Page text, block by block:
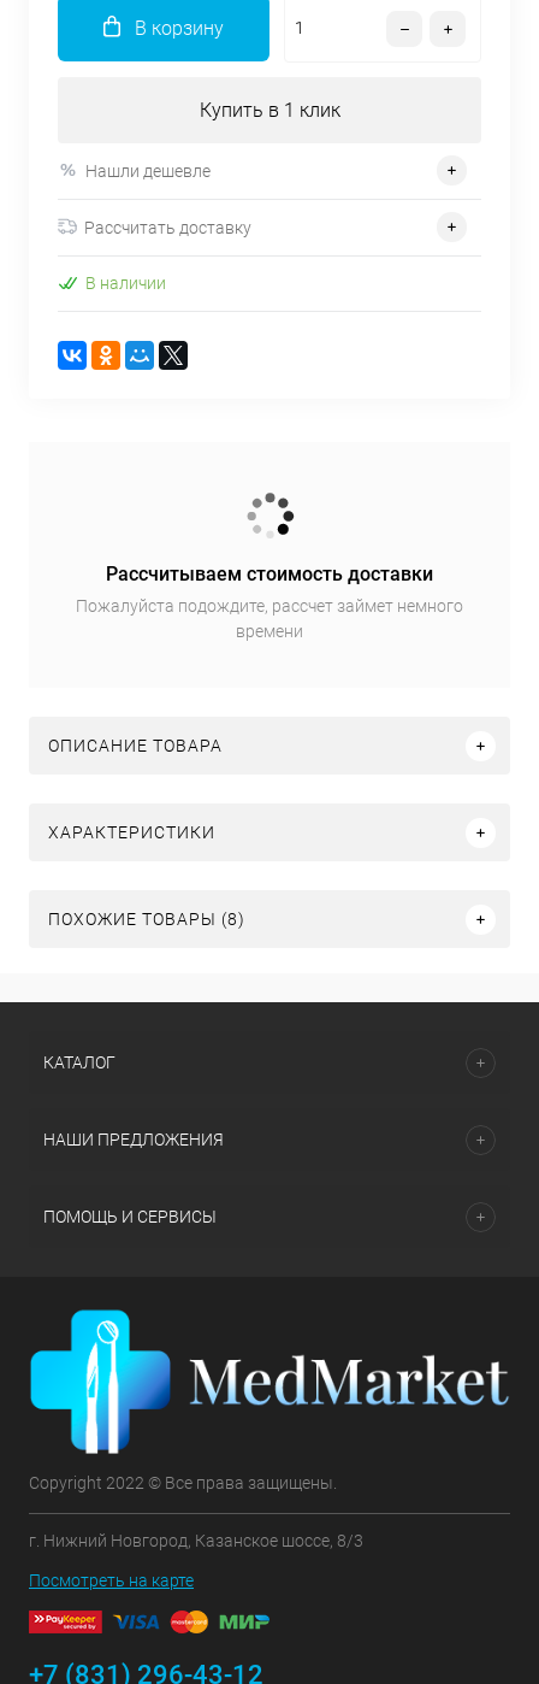
В корзину
Купить в 1 клик
Нашли дешевле
Рассчитать доставку
В наличии
Рассчитываем стоимость доставки
Пожалуйста подождите, рассчет займет немного
времени
ОПИСАНИЕ ТОВАРА
ХАРАКТЕРИСТИКИ
ПОХОЖИЕ ТОВАРЫ (8)
КАТАЛОГ
НАШИ ПРЕДЛОЖЕНИЯ
ПОМОЩЬ И СЕРВИСЫ
Copyright 2022 © Все права защищены.
г. Нижний Новгород, Казанское шоссе, 8/3
Посмотреть на карте
+7 (831) 296-43-12